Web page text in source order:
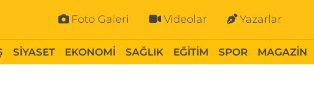
Foto Galeri Videolar Yazarlar
SİYASET EKONOMİ SAĞLIK EĞİTİM SPOR MAGAZİN